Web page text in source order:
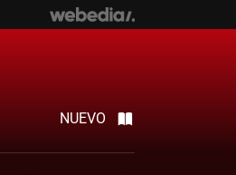
NUEVO